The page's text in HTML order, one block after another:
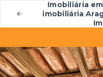
Imobiliária
imobiliária